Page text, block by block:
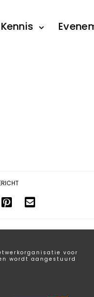
Kennis
voor
wordt aangestuurd